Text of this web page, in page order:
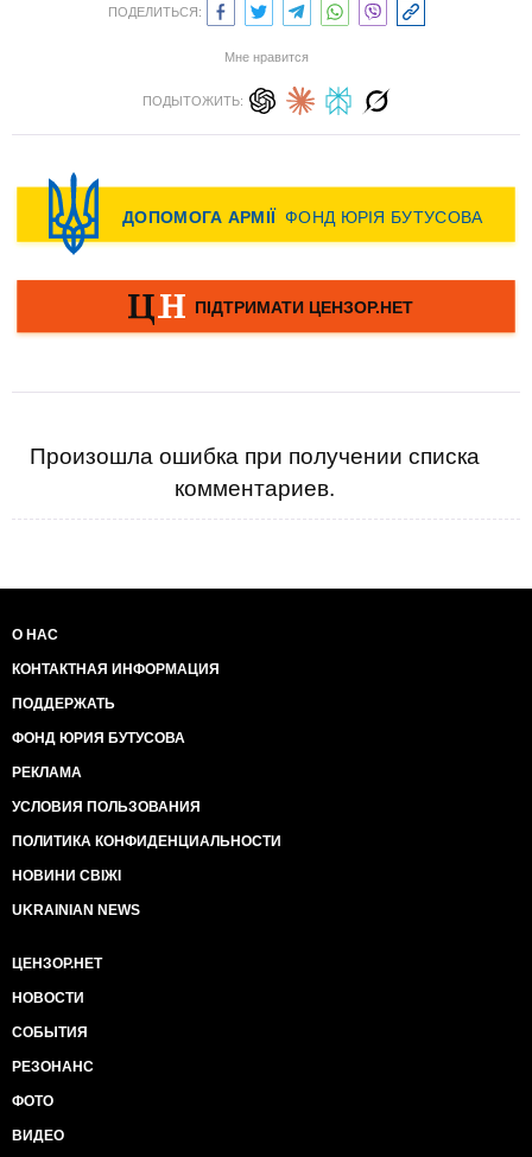
ПОДЕЛИТЬСЯ:
Мне нравится
ПОДЫТОЖИТЬ:
Произошла ошибка при получении списка
комментариев.
О НАС
КОНТАКТНАЯ ИНФОРМАЦИЯ
ПОДДЕРЖАТЬ
ФОНД ЮРИЯ БУТУСОВА
РЕКЛАМА
УСЛОВИЯ ПОЛЬЗОВАНИЯ
ПОЛИТИКА КОНФИДЕНЦИАЛЬНОСТИ
НОВИНИ СВІЖІ
UKRAINIAN NEWS
ЦЕНЗОР.НЕТ
НОВОСТИ
СОБЫТИЯ
РЕЗОНАНС
ФОТО
ВИДЕО